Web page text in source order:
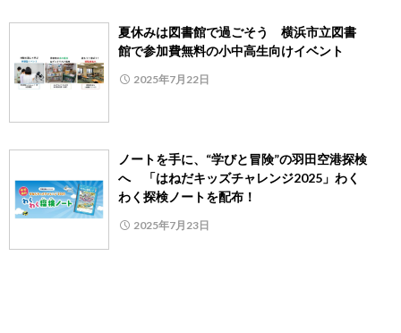
夏休みは図書館で過ごそう 横浜市立図書
館で参加費無料の小中高生向けイベント
2025年7月22日
ノートを手に、“学びと冒険”の羽田空港探検
へ 「はねだキッズチャレンジ2025」わく
わく探検ノートを配布！
2025年7月23日